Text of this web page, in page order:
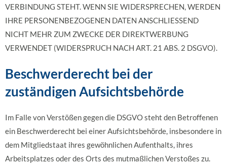
VERBINDUNG STEHT. WENN SIE WIDERSPRECHEN, WERDEN
IHRE PERSONENBEZOGENEN DATEN ANSCHLIESSEND
NICHT MEHR ZUM ZWECKE DER DIREKTWERBUNG
VERWENDET (WIDERSPRUCH NACH ART. 21 ABS. 2 DSGVO).
Beschwerde­recht bei der
zuständigen Aufsichts­behörde
Im Falle von Verstößen gegen die DSGVO steht den Betroffenen
ein Beschwerderecht bei einer Aufsichtsbehörde, insbesondere in
dem Mitgliedstaat ihres gewöhnlichen Aufenthalts, ihres
Arbeitsplatzes oder des Orts des mutmaßlichen Verstoßes zu.